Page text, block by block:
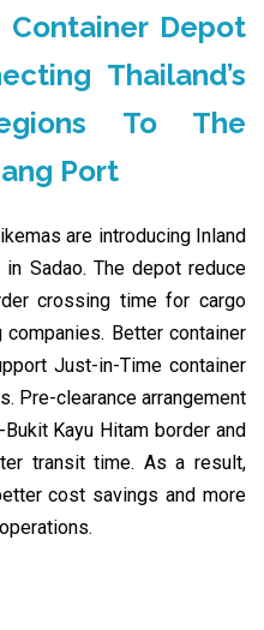
Container Depot
Thailand’s
To The
Port
are introducing Inland
in Sadao. The depot reduce
crossing time for cargo
Better container
Just-in-Time container
Pre-clearance arrangement
Kayu Hitam border and
transit time. As a result,
cost savings and more